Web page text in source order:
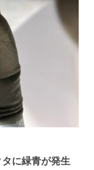
に緑青が発生